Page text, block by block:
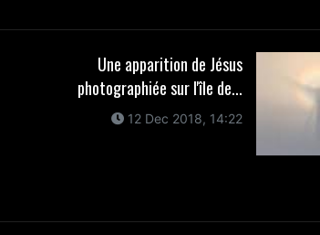
Une apparition de Jésus
photographiée sur l'île de...
12 Dec 2018, 14:22